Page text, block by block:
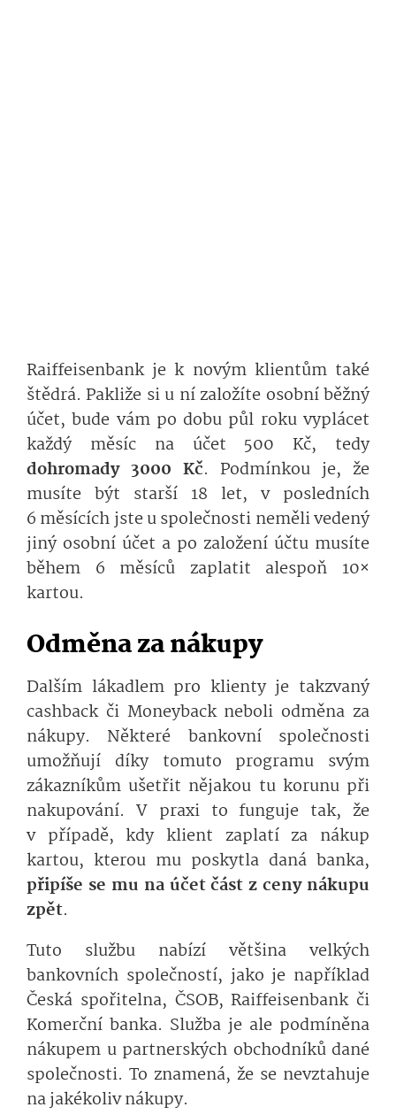
Raiffeisenbank je k novým klientům také
štědrá. Pakliže si u ní založíte osobní běžný
účet, bude vám po dobu půl roku vyplácet
každý měsíc na účet 500 Kč, tedy
dohromady 3000 Kč. Podmínkou je, že
musíte být starší 18 let, v posledních
6 měsících jste u společnosti neměli vedený
jiný osobní účet a po založení účtu musíte
během 6 měsíců zaplatit alespoň 10×
kartou.
Odměna za nákupy
Dalším lákadlem pro klienty je takzvaný
cashback či Moneyback neboli odměna za
nákupy. Některé bankovní společnosti
umožňují díky tomuto programu svým
zákazníkům ušetřit nějakou tu korunu při
nakupování. V praxi to funguje tak, že
v případě, kdy klient zaplatí za nákup
kartou, kterou mu poskytla daná banka,
připíše se mu na účet část z ceny nákupu
zpět.
Tuto službu nabízí většina velkých
bankovních společností, jako je například
Česká spořitelna, ČSOB, Raiffeisenbank či
Komerční banka. Služba je ale podmíněna
nákupem u partnerských obchodníků dané
společnosti. To znamená, že se nevztahuje
na jakékoliv nákupy.